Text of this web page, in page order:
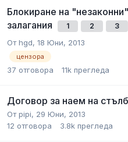
Блокиране на
залагания
1 2 3
Отhgd, 18 Юни, 2013
цензора
37 отговора 11k прегледа
Договор за наем на
Отpipi, 29 Юни, 2013
12 отговора 3.8k прегледа